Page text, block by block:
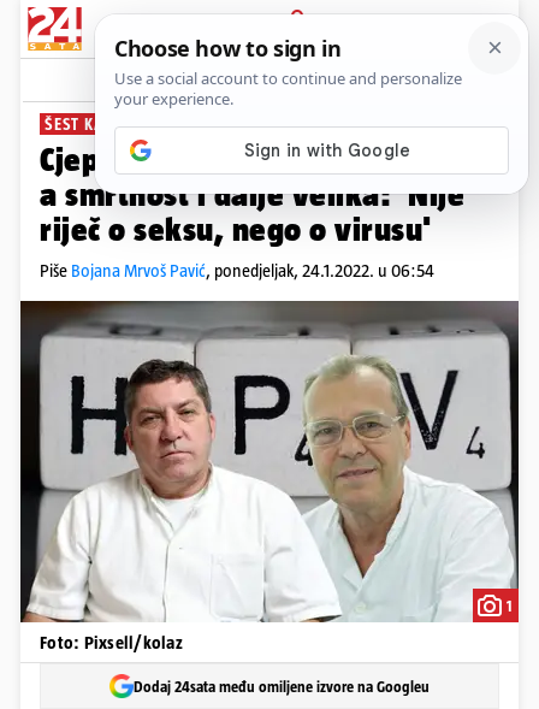
PRIJAVA
News Komentari
ŠEST KARCINOMA MOŽEMO SPRIJEČITI
Cjepivo protiv HPV-a dostupno,
a smrtnost i dalje velika: 'Nije
riječ o seksu, nego o virusu'
Piše Bojana Mrvoš Pavić, ponedjeljak, 24.1.2022. u 06:54
1
Foto: Pixsell/kolaz
Dodaj 24sata među omiljene izvore na Googleu